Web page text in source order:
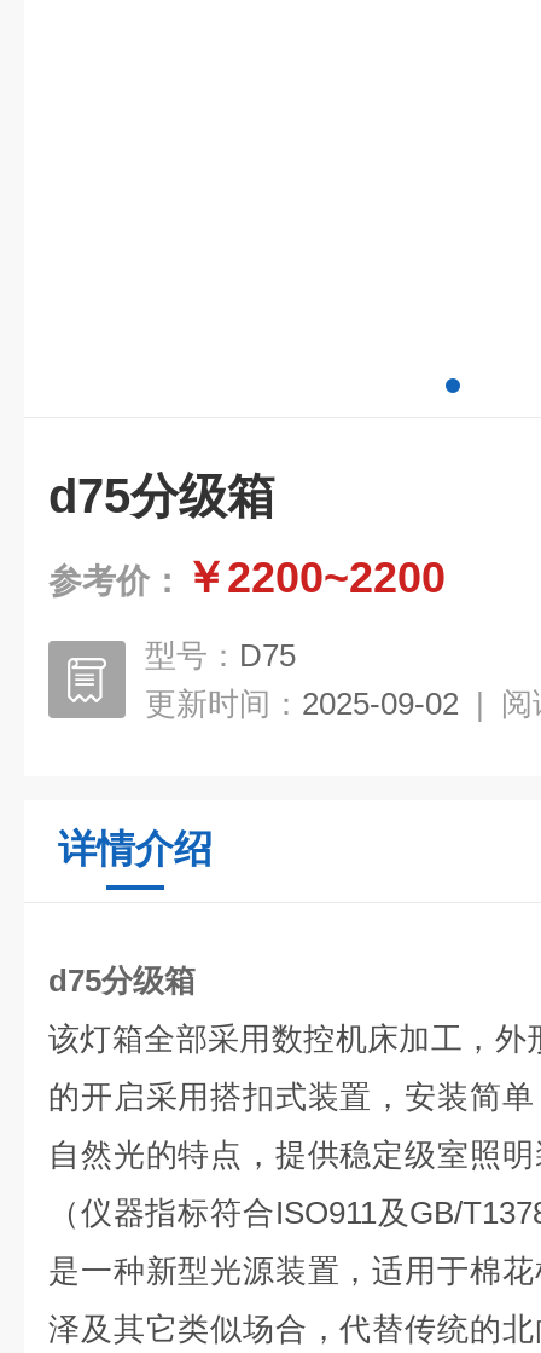
d75分级箱
参考价： ￥2200~2200
型号： D75
更新时间： 2025-09-02 | 阅
详情介绍
d75分级箱
该灯箱全部采用数控机床加工，外
的开启采用搭扣式装置，安装简
自然光的特点，提供稳定级室照
（仪器指标符合ISO911及 GB/
是一种新型光源装置，适用于棉
泽及其它类似场合，代替传统的